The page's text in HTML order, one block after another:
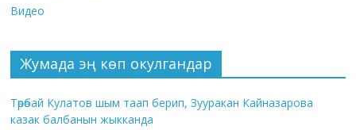
Видео
Жумада эң көп окулгандар
Төрөбай Кулатов шым таап берип, Зууракан Кайназарова
казак балбанын жыкканда